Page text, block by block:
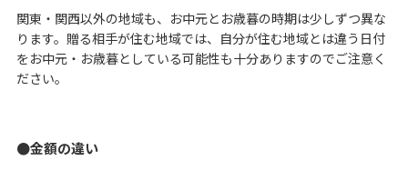
関東・関西以外の地域も、お中元とお歳暮の時期は少しずつ異な
ります。贈る相手が住む地域では、自分が住む地域とは違う日付
をお中元・お歳暮としている可能性も十分ありますのでご注意く
ださい。
金額の違い